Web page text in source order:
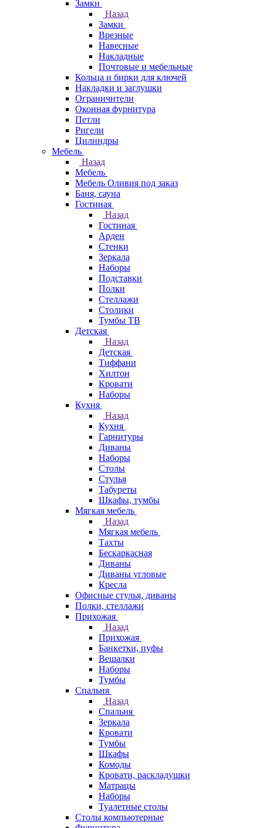
Замки
Назад
Замки
Врезные
Навесные
Накладные
Почтовые и мебельные
Кольца и бирки для ключей
Накладки и заглушки
Ограничители
Оконная фурнитура
Петли
Ригели
Цилиндры
Мебель
Назад
Мебель
Мебель Оливия под заказ
Баня, сауна
Гостиная
Назад
Гостиная
Арден
Стенки
Зеркала
Наборы
Подставки
Полки
Стеллажи
Столики
Тумбы ТВ
Детская
Назад
Детская
Тиффани
Хилтон
Кровати
Наборы
Кухня
Назад
Кухня
Гарнитуры
Диваны
Наборы
Столы
Стулья
Табуреты
Шкафы, тумбы
Мягкая мебель
Назад
Мягкая мебель
Тахты
Бескаркасная
Диваны
Диваны угловые
Кресла
Офисные стулья, диваны
Полки, стеллажи
Прихожая
Назад
Прихожая
Банкетки, пуфы
Вешалки
Наборы
Тумбы
Спальня
Назад
Спальня
Зеркала
Кровати
Тумбы
Шкафы
Комоды
Кровати, раскладушки
Матрацы
Наборы
Туалетные столы
Столы компьютерные